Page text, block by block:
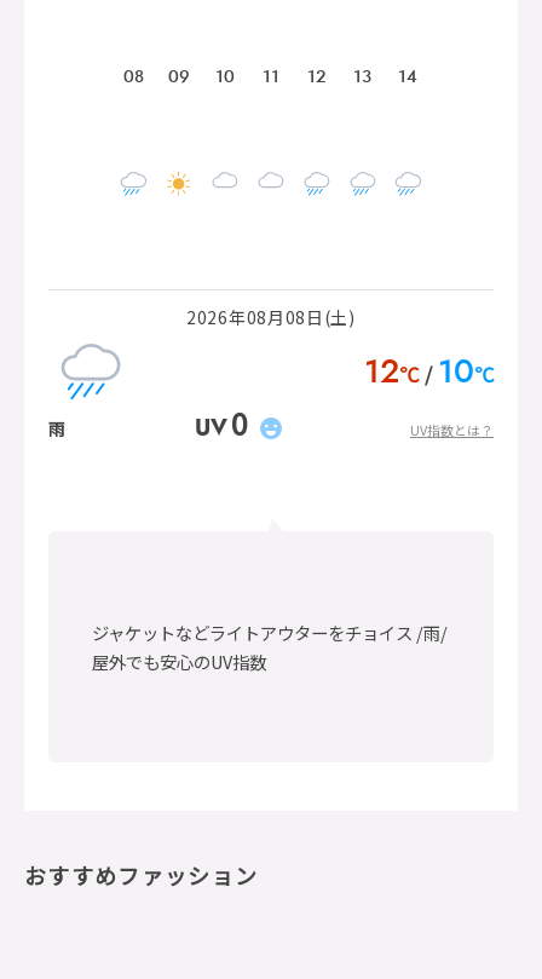
08 09 10 11 12 13 14
2026年08月08日(土)
12℃ 10℃
雨 UV0 UV指数とは？
ジャケットなどライトアウターをチョイス /雨/
屋外でも安心のUV指数
おすすめファッション